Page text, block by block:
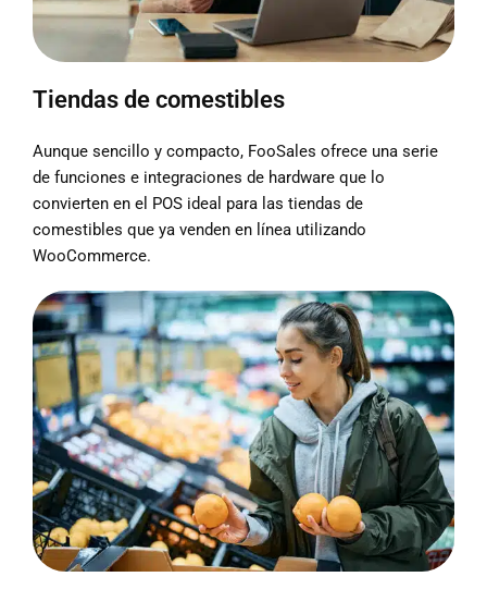
Tiendas de comestibles
Aunque sencillo y compacto, FooSales ofrece una serie
de funciones e integraciones de hardware que lo
convierten en el POS ideal para las tiendas de
comestibles que ya venden en línea utilizando
WooCommerce.